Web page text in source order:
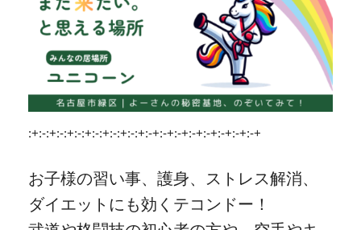
:+:-:+:-:+:-:+:-:+:-:+:-:+:-+:-+:-+:-+:-+:-+:-+:-+
お子様の習い事、護身、ストレス解消、
ダイエットにも効くテコンドー！